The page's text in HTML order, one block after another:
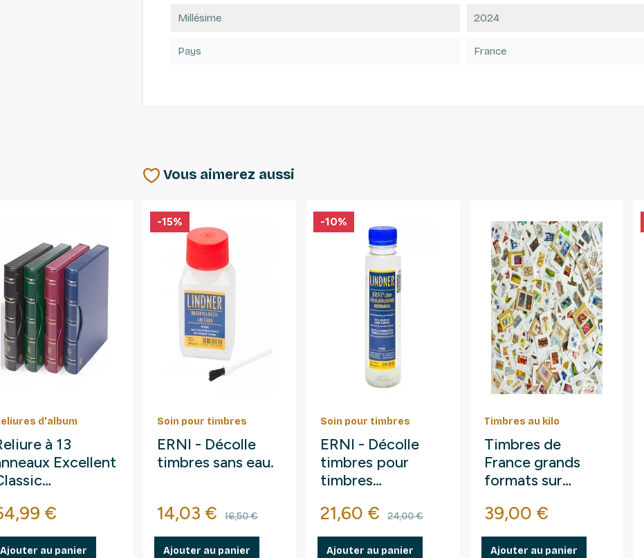
Millésime 2024
Pays France
Vous aimerez aussi
d'album
à 13
Excellent
de €
Ajouter au panier
Soin pour timbres
ERNI - Décolle
timbres sans eau.
Prix
14,03 € Prix de base
16,50 €
-15%
Ajouter au panier
Soin pour timbres
ERNI - Décolle
timbres pour
timbres
Prix
21,60 € Prix de base
24,00 €
-10%
Ajouter au panier
Timbres au kilo
Timbres de
France grands
formats sur
Prix
39,00 €
Ajouter au panier